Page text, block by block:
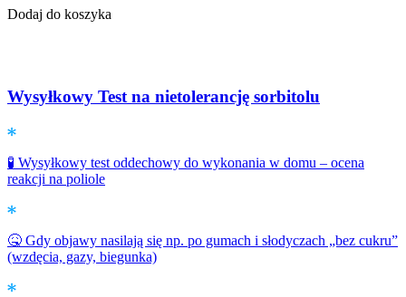
Dodaj do koszyka
Wysyłkowy Test na nietolerancję sorbitolu
🧪 Wysyłkowy test oddechowy do wykonania w domu – ocena
reakcji na poliole
🤒 Gdy objawy nasilają się np. po gumach i słodyczach „bez cukru”
(wzdęcia, gazy, biegunka)